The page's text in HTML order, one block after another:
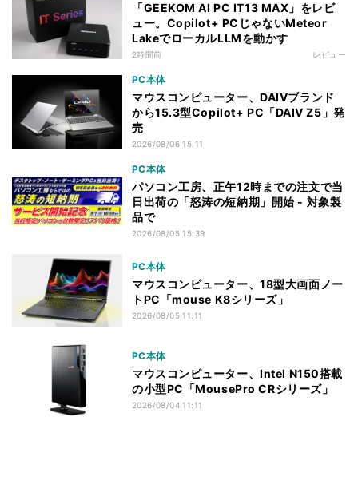
「GEEKOM AI PC IT13 MAX」をレビ
ュー。Copilot+ PCじゃないMeteor
LakeでローカルLLMを動かす
2時間前 レビュー
PC本体
マウスコンピューター、DAIVブランド
から15.3型Copilot+ PC「DAIV Z5」発
売
2026/08/06 15:11
PC本体
パソコン工房、正午12時までの注文で当
日出荷の「怒涛の短納期」開始 - 対象製
品で
2026/08/05 15:39
PC本体
マウスコンピューター、18型大画面ノー
トPC「mouse K8シリーズ」
2026/08/05 11:11
PC本体
マウスコンピューター、Intel N150搭載
の小型PC「MousePro CRシリーズ」
2026/08/04 11:11